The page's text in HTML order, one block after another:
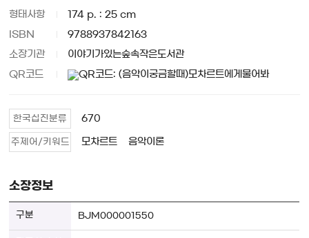
형태사항 174 p. : 25 cm
ISBN 9788937842163
소장기관 이야기가있는숲속작은도서관
QR코드
한국십진분류 670
주제어/키워드 모차르트 음악이론
소장정보
BJM000001550